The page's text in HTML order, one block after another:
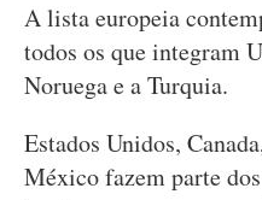
A lista europeia
todos os que integram
Noruega e a Turquia.
Estados Unidos,
México fazem parte